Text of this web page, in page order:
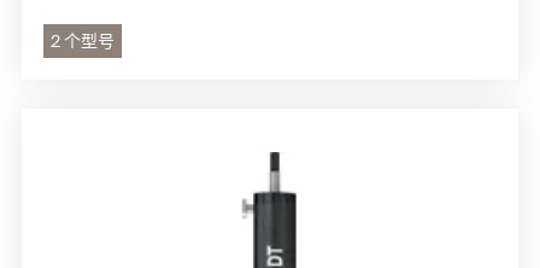
2 个型号